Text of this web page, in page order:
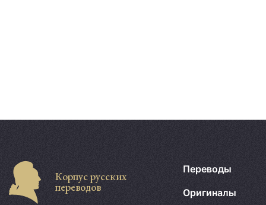
Корпус русских
переводов
Переводы
Оригиналы